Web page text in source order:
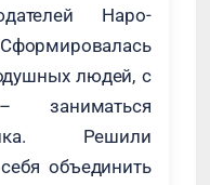
Наро-
людей, с
Решили
объединить